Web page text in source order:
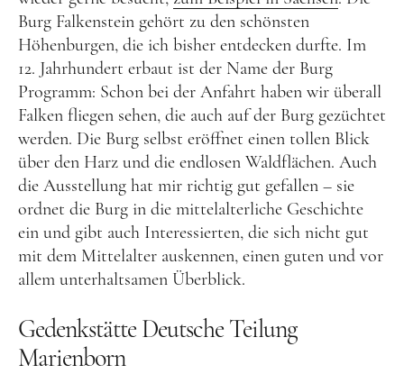
Schweden
Osteuropa
Bosnien und Herzegowina
Kroatien
Moldau
Polen
Rumänien
Slowakei
Tschechien
Südeuropa
Burg Falkenstein gehört zu den schönsten
Höhenburgen, die ich bisher entdecken durfte. Im
12. Jahrhundert erbaut ist der Name der Burg
Programm: Schon bei der Anfahrt haben wir überall
Falken fliegen sehen, die auch auf der Burg gezüchtet
werden. Die Burg selbst eröffnet einen tollen Blick
über den Harz und die endlosen Waldflächen. Auch
die Ausstellung hat mir richtig gut gefallen – sie
ordnet die Burg in die mittelalterliche Geschichte
ein und gibt auch Interessierten, die sich nicht gut
mit dem Mittelalter auskennen, einen guten und vor
allem unterhaltsamen Überblick.
Gedenkstätte Deutsche Teilung
Marienborn